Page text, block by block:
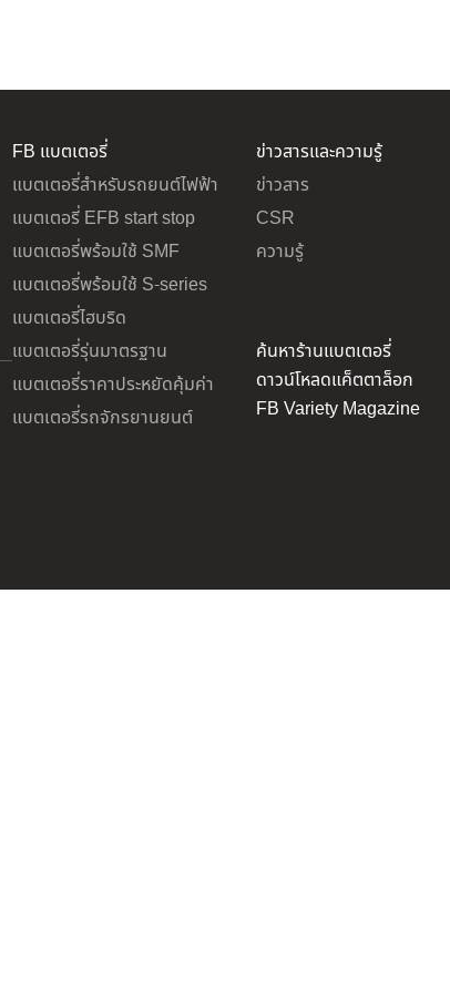
FB แบตเตอรี่
แบตเตอรี่สำหรับรถยนต์ไฟฟ้า
แบตเตอรี่ EFB start stop
แบตเตอรี่พร้อมใช้ SMF
แบตเตอรี่พร้อมใช้ S-series
แบตเตอรี่ไฮบริด
แบตเตอรี่รุ่นมาตรฐาน
แบตเตอรี่ราคาประหยัดคุ้มค่า
แบตเตอรี่รถจักรยานยนต์
ข่าวสารและความรู้
ข่าวสาร
CSR
ความรู้
ค้นหาร้านแบตเตอรี่
ดาวน์โหลดแค็ตตาล็อก
FB Variety Magazine